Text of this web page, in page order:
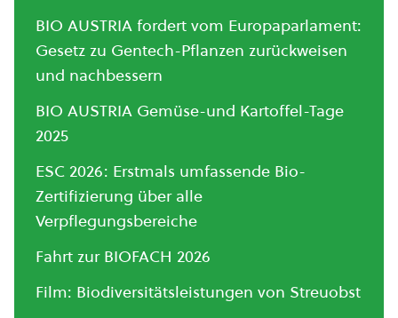
BIO AUSTRIA fordert vom Europaparlament:
Gesetz zu Gentech-Pflanzen zurückweisen
und nachbessern
BIO AUSTRIA Gemüse-und Kartoffel-Tage
2025
ESC 2026: Erstmals umfassende Bio-
Zertifizierung über alle
Verpflegungsbereiche
Fahrt zur BIOFACH 2026
Film: Biodiversitätsleistungen von Streuobst